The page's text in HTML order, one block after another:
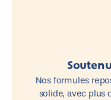
Nos formules
solide, avec plus